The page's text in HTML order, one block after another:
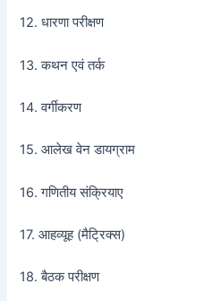
12. धारणा परीक्षण
13. कथन एवं तर्क
14. वर्गीकरण
15. आलेख वेन डायग्राम
16. गणितीय संक्रियाए
17. आहव्यूह (मैट्रिक्स)
18. बैठक परीक्षण